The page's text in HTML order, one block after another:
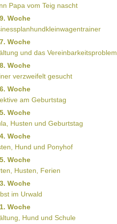
Papa vom Teig nascht
Woche
Woche
und das Vereinbarkeitsproblem
Woche
verzweifelt gesucht
Woche
am Geburtstag
Woche
Husten und Geburtstag
Woche
Hund und Ponyhof
Woche
Husten, Ferien
Woche
im Urwald
Woche
Hund und Schule